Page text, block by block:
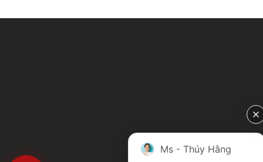
Ms - Thúy Hằng